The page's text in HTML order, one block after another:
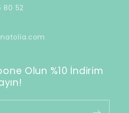
80 52
Olun %10 İndirim